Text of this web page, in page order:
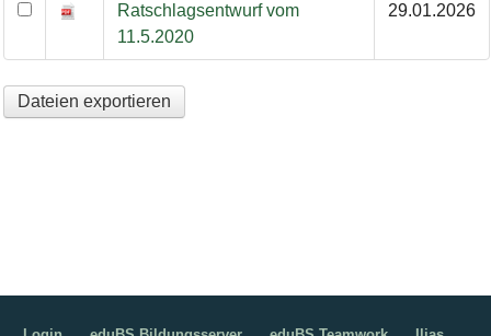
Ratschlagsentwurf vom
11.5.2020
29.01.2026
Dateien exportieren